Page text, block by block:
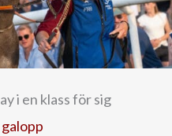
i en klass för sig